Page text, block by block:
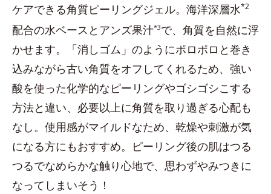
ケアできる角質ピーリングジェル。海洋深層水*2
配合の水ベースとアンズ果汁*3で、角質を自然に浮
かせます。「消しゴム」のようにポロポロと巻き
込みながら古い角質をオフしてくれるため、強い
酸を使った化学的なピーリングやゴシゴシこする
方法と違い、必要以上に角質を取り過ぎる心配も
なし。使用感がマイルドなため、乾燥や刺激が気
になる方にもおすすめ。ピーリング後の肌はつる
つるでなめらかな触り心地で、思わずやみつきに
なってしまいそう！